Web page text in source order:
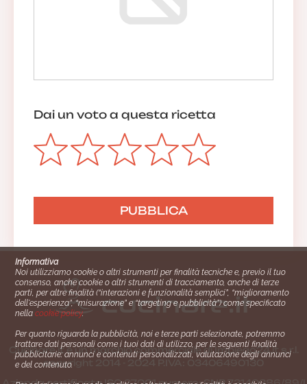
Dai un voto a questa ricetta
Cucinare.it è un marchio commerciale di Impiego24.it s.r.l.
copyright 2014 - 2024 P.IVA: 03406490130
Informativa
Noi utilizziamo cookie o altri strumenti per finalità tecniche e, previo il tuo
consenso, anche cookie o altri strumenti di tracciamento, anche di terze
parti, per altre finalità (“interazioni e funzionalità semplici”, “miglioramento
dell'esperienza”, “misurazione” e “targeting e pubblicità”) come specificato
nellacookie policy.
Per quanto riguarda la pubblicità, noi e terze parti selezionate, potremmo
trattare dati personali come i tuoi dati di utilizzo, per le seguenti finalità
pubblicitarie: annunci e contenuti personalizzati, valutazione degli annunci
e del contenuto.